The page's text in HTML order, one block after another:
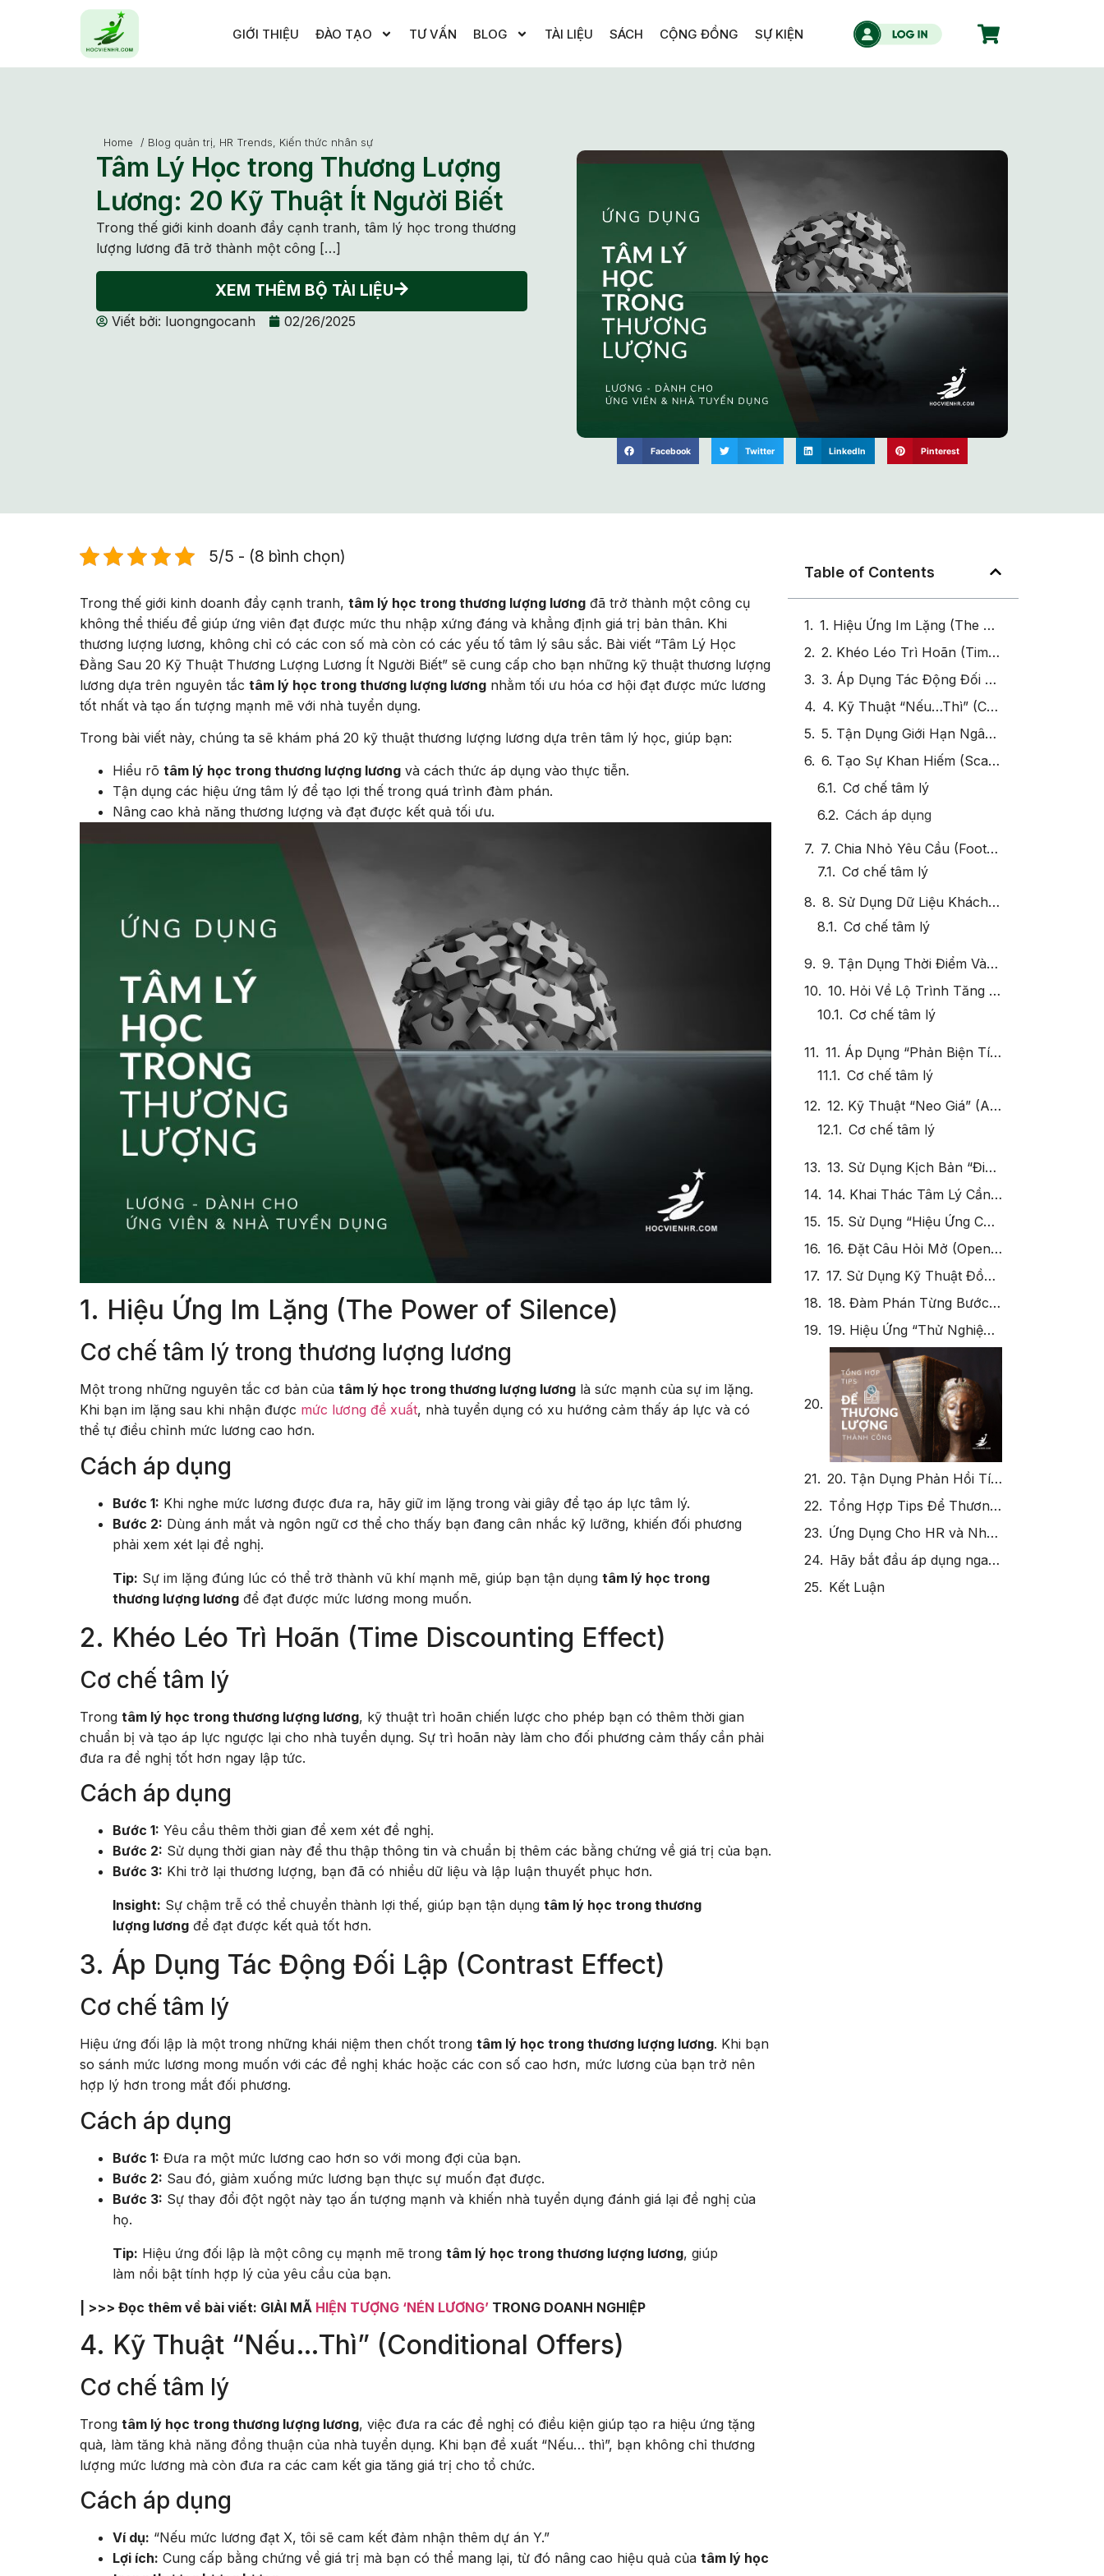
GIỚI THIỆU ĐÀO TẠO TƯ VẤN BLOG TÀI LIỆU SÁCH CỘNG ĐỒNG SỰ KIỆN
Home / Blog quản trị, HR Trends, Kiến thức nhân sự
Tâm Lý Học trong Thương Lượng
Lương: 20 Kỹ Thuật Ít Người Biết
Trong thế giới kinh doanh đầy cạnh tranh, tâm lý học trong thương
lượng lương đã trở thành một công […]
XEM THÊM BỘ TÀI LIỆU
Viết bởi: luongngocanh 02/26/2025
Facebook Twitter LinkedIn Pinterest
5/5 - (8 bình chọn)
Trong thế giới kinh doanh đầy cạnh tranh, tâm lý học trong thương lượng lương đã trở thành một công cụ
không thể thiếu để giúp ứng viên đạt được mức thu nhập xứng đáng và khẳng định giá trị bản thân. Khi
thương lượng lương, không chỉ có các con số mà còn có các yếu tố tâm lý sâu sắc. Bài viết “Tâm Lý Học
Đằng Sau 20 Kỹ Thuật Thương Lượng Lương Ít Người Biết” sẽ cung cấp cho bạn những kỹ thuật thương lượng
lương dựa trên nguyên tắc tâm lý học trong thương lượng lương nhằm tối ưu hóa cơ hội đạt được mức lương
tốt nhất và tạo ấn tượng mạnh mẽ với nhà tuyển dụng.
Trong bài viết này, chúng ta sẽ khám phá 20 kỹ thuật thương lượng lương dựa trên tâm lý học, giúp bạn:
Hiểu rõ tâm lý học trong thương lượng lương và cách thức áp dụng vào thực tiễn.
Tận dụng các hiệu ứng tâm lý để tạo lợi thế trong quá trình đàm phán.
Nâng cao khả năng thương lượng và đạt được kết quả tối ưu.
1. Hiệu Ứng Im Lặng (The Power of Silence)
Cơ chế tâm lý trong thương lượng lương
Một trong những nguyên tắc cơ bản của tâm lý học trong thương lượng lương là sức mạnh của sự im lặng.
Khi bạn im lặng sau khi nhận được mức lương đề xuất, nhà tuyển dụng có xu hướng cảm thấy áp lực và có
thể tự điều chỉnh mức lương cao hơn.
Cách áp dụng
Bước 1: Khi nghe mức lương được đưa ra, hãy giữ im lặng trong vài giây để tạo áp lực tâm lý.
Bước 2: Dùng ánh mắt và ngôn ngữ cơ thể cho thấy bạn đang cân nhắc kỹ lưỡng, khiến đối phương
phải xem xét lại đề nghị.
Tip: Sự im lặng đúng lúc có thể trở thành vũ khí mạnh mẽ, giúp bạn tận dụng tâm lý học trong
thương lượng lương để đạt được mức lương mong muốn.
2. Khéo Léo Trì Hoãn (Time Discounting Effect)
Cơ chế tâm lý
Trong tâm lý học trong thương lượng lương, kỹ thuật trì hoãn chiến lược cho phép bạn có thêm thời gian
chuẩn bị và tạo áp lực ngược lại cho nhà tuyển dụng. Sự trì hoãn này làm cho đối phương cảm thấy cần phải
đưa ra đề nghị tốt hơn ngay lập tức.
Cách áp dụng
Bước 1: Yêu cầu thêm thời gian để xem xét đề nghị.
Bước 2: Sử dụng thời gian này để thu thập thông tin và chuẩn bị thêm các bằng chứng về giá trị của bạn.
Bước 3: Khi trở lại thương lượng, bạn đã có nhiều dữ liệu và lập luận thuyết phục hơn.
Insight: Sự chậm trễ có thể chuyển thành lợi thế, giúp bạn tận dụng tâm lý học trong thương
lượng lương để đạt được kết quả tốt hơn.
3. Áp Dụng Tác Động Đối Lập (Contrast Effect)
Cơ chế tâm lý
Hiệu ứng đối lập là một trong những khái niệm then chốt trong tâm lý học trong thương lượng lương. Khi bạn
so sánh mức lương mong muốn với các đề nghị khác hoặc các con số cao hơn, mức lương của bạn trở nên
hợp lý hơn trong mắt đối phương.
Cách áp dụng
Bước 1: Đưa ra một mức lương cao hơn so với mong đợi của bạn.
Bước 2: Sau đó, giảm xuống mức lương bạn thực sự muốn đạt được.
Bước 3: Sự thay đổi đột ngột này tạo ấn tượng mạnh và khiến nhà tuyển dụng đánh giá lại đề nghị của
họ.
Tip: Hiệu ứng đối lập là một công cụ mạnh mẽ trong tâm lý học trong thương lượng lương, giúp
làm nổi bật tính hợp lý của yêu cầu của bạn.
| >>> Đọc thêm về bài viết: GIẢI MÃ HIỆN TƯỢNG ‘NÉN LƯƠNG’ TRONG DOANH NGHIỆP
4. Kỹ Thuật “Nếu…Thì” (Conditional Offers)
Cơ chế tâm lý
Trong tâm lý học trong thương lượng lương, việc đưa ra các đề nghị có điều kiện giúp tạo ra hiệu ứng tặng
quà, làm tăng khả năng đồng thuận của nhà tuyển dụng. Khi bạn đề xuất “Nếu… thì”, bạn không chỉ thương
lượng mức lương mà còn đưa ra các cam kết gia tăng giá trị cho tổ chức.
Cách áp dụng
Ví dụ: “Nếu mức lương đạt X, tôi sẽ cam kết đảm nhận thêm dự án Y.”
Lợi ích: Cung cấp bằng chứng về giá trị mà bạn có thể mang lại, từ đó nâng cao hiệu quả của tâm lý học
Table of Contents
1. Hiệu Ứng Im Lặng (The Power of Silence)
2. Khéo Léo Trì Hoãn (Time Discounting Effect)
3. Áp Dụng Tác Động Đối Lập (Contrast Effect)
4. Kỹ Thuật “Nếu…Thì” (Conditional Offers)
5. Tận Dụng Giới Hạn Ngân Sách (Information Asymmetry)
6. Tạo Sự Khan Hiếm (Scarcity Effect)
Cơ chế tâm lý
Cách áp dụng
7. Chia Nhỏ Yêu Cầu (Foot-in-the-Door Technique)
9. Tận Dụng Thời Điểm Vàng (Golden Timing Effect)
19. Hiệu Ứng “Thử Nghiệm Quy Mô Nhỏ” (Pilot Testing)
Tổng Hợp Tips Để Thương Lương Thành Công
Kết Luận